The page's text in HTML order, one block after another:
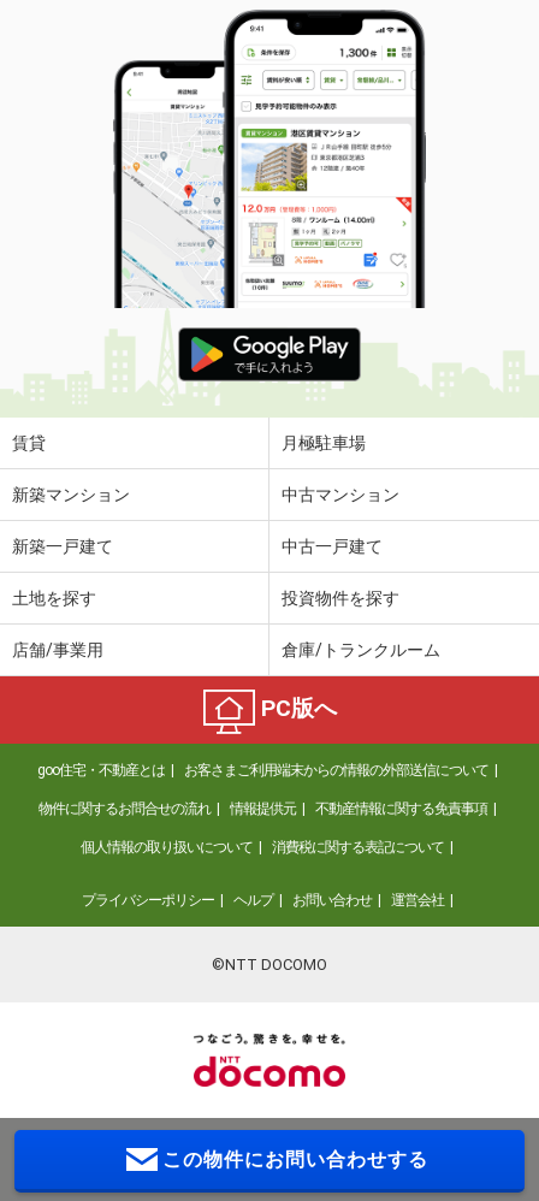
賃貸 月極駐車場
新築マンション 中古マンション
新築一戸建て 中古一戸建て
土地を探す 投資物件を探す
店舗/事業用 倉庫/トランクルーム
PC版へ
goo住宅・不動産とは お客さまご利用端末からの情報の外部送信について
物件に関するお問合せの流れ 情報提供元 不動産情報に関する免責事項
個人情報の取り扱いについて 消費税に関する表記について
プライバシーポリシー ヘルプ お問い合わせ 運営会社
©NTT DOCOMO
この物件にお問い合わせする